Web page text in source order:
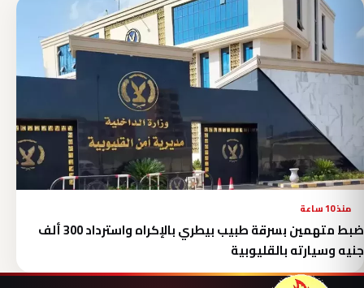
منذ 10 ساعة
ضبط متهمين بسرقة طبيب بيطري بالإكراه واسترداد 300 ألف
جنيه وسيارته بالقليوبية